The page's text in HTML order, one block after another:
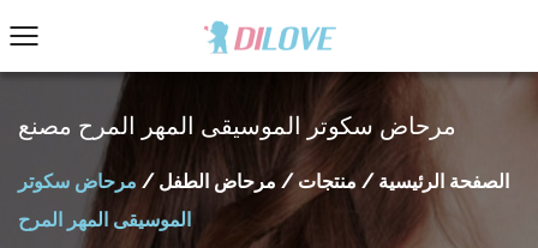
مرحاض سكوتر الموسيقى المهر المرح مصنع
الصفحة الرئيسية / منتجات / مرحاض الطفل / مرحاض سكوتر
الموسيقى المهر المرح